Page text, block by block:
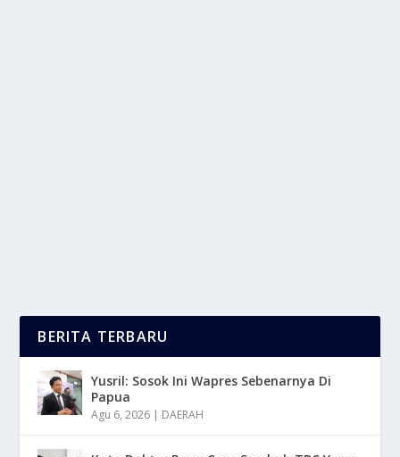
BERITA TERBARU
Yusril: Sosok Ini Wapres Sebenarnya Di
Papua
Agu 6, 2026 | DAERAH